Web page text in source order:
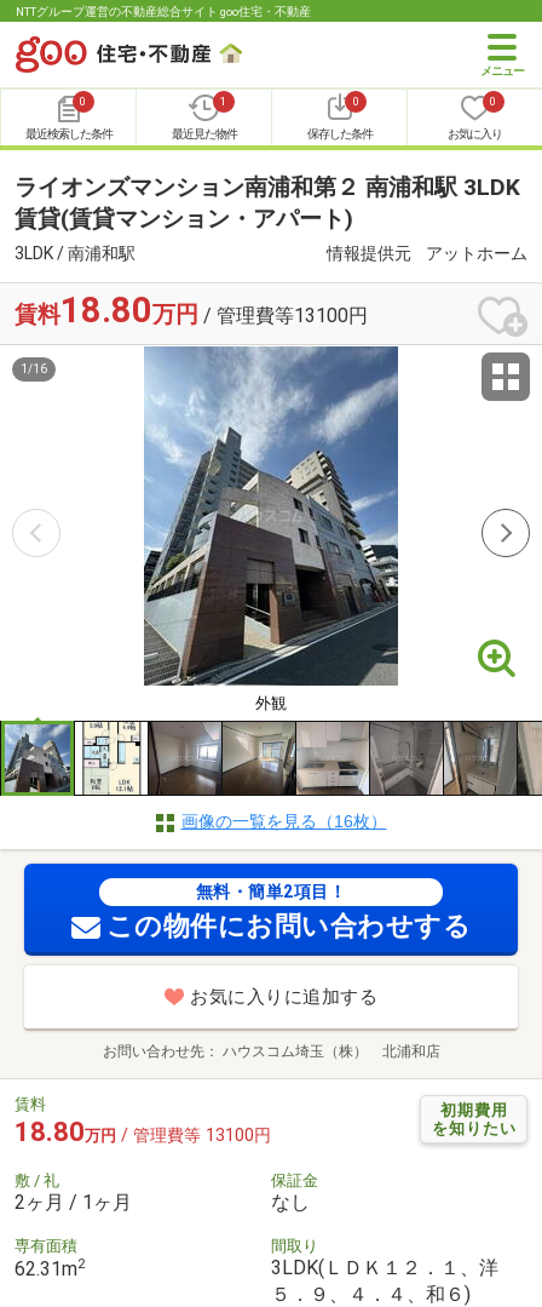
NTTグループ運営の不動産総合サイト goo住宅・不動産
0
最近検索した条件
1
最近見た物件
0
保存した条件
0
お気に入り
ライオンズマンション南浦和第２ 南浦和駅 3LDK
賃貸(賃貸マンション・アパート)
3LDK / 南浦和駅 情報提供元 アットホーム
賃料18.80万円 / 管理費等13100円
外観
1 /16
画像の一覧を見る（16枚）
無料・簡単2項目！
この物件にお問い合わせする
お気に入りに追加する
お問い合わせ先 ハウスコム埼玉（株） 北浦和店
初期費用
を知りたい
賃料
18.80万円 / 管理費等 13100円
敷 / 礼
2ヶ月 / 1ヶ月
保証金
なし
専有面積
62.31m2
間取り
3LDK(ＬＤＫ１２．１、洋
５．９、４．４、和６)